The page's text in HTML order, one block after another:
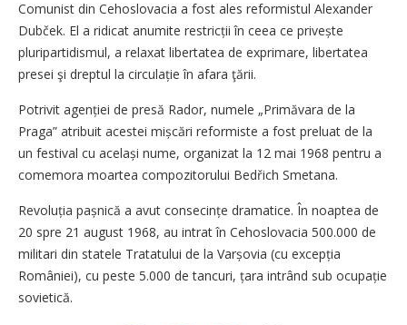
Comunist din Cehoslovacia a fost ales reformistul Alexander
Dubček. El a ridicat anumite restricții în ceea ce privește
pluripartidismul, a relaxat libertatea de exprimare, libertatea
presei şi dreptul la circulație în afara ţării.
Potrivit agenției de presă Rador, numele „Primăvara de la
Praga” atribuit acestei mișcări reformiste a fost preluat de la
un festival cu același nume, organizat la 12 mai 1968 pentru a
comemora moartea compozitorului Bedřich Smetana.
Revoluția pașnică a avut consecințe dramatice. În noaptea de
20 spre 21 august 1968, au intrat în Cehoslovacia 500.000 de
militari din statele Tratatului de la Varșovia (cu excepția
României), cu peste 5.000 de tancuri, țara intrând sub ocupație
sovietică.